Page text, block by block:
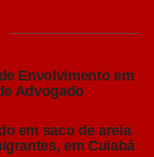
estilo de cerveja, mas
ingredientes utilizados
conhecido entre
de cevada, água,
Malte costumam
Envolvimento em
Advogado
em saco de areia
em Cuiabá